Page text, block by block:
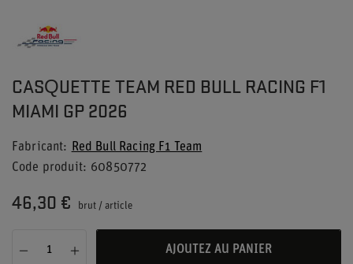
CASQUETTE TEAM RED BULL RACING F1
MIAMI GP 2026
Fabricant
Red Bull Racing F1 Team
Code produit
60850772
46,30 € brut / article
AJOUTEZ AU PANIER